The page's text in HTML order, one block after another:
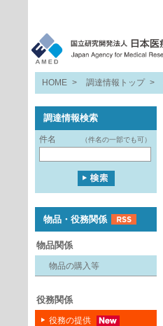
HOME > 調達情報トップ >
調達情報検索
件名 （件名の一部でも可）
物品・役務関係
物品関係
物品の購入等
役務関係
役務の提供